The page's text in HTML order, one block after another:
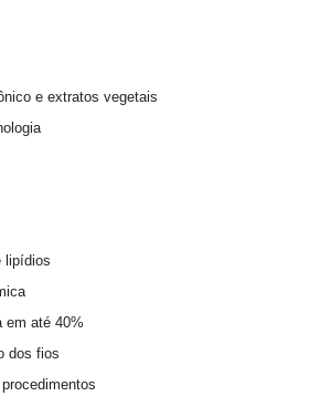
e extratos vegetais
lipídios
em até 40%
dos fios